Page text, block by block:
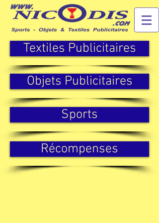
Textiles Publicitaires
Objets Publicitaires
Sports
Récompenses